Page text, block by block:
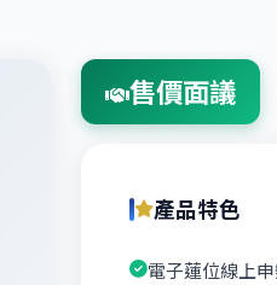
售價面議
產品特色
電子蓮位線上